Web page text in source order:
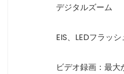
デジタルズーム
EIS、LEDフラッシ
ビデオ録画：最